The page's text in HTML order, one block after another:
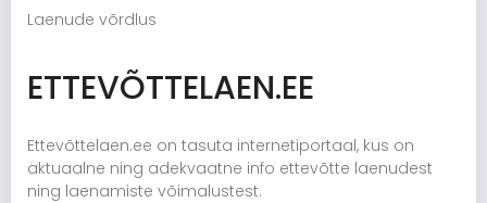
Laenude võrdlus
ETTEVÕTTELAEN.EE
Ettevõttelaen.ee on tasuta internetiportaal, kus on
aktuaalne ning adekvaatne info ettevõtte laenudest
ning laenamiste võimalustest.